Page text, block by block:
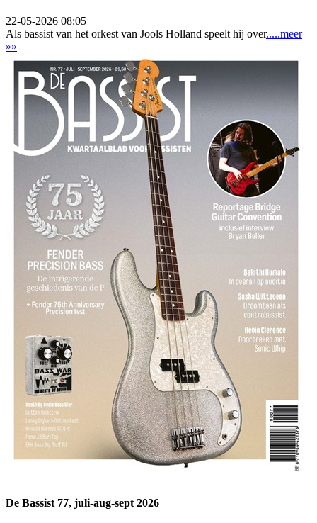
22-05-2026 08:05
Als bassist van het orkest van Jools Holland speelt hij over.....meer
»»
De Bassist 77, juli-aug-sept 2026